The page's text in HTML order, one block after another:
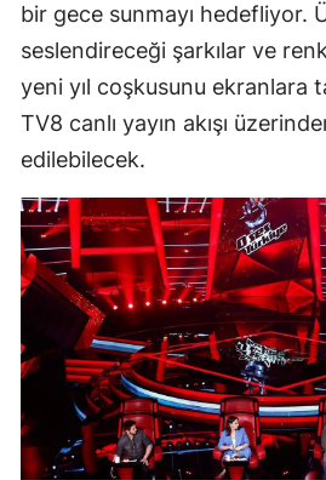
bir gece sunmayı hedefliyor.
seslendireceği şarkılar ve
yeni yıl coşkusunu ekranlara
TV8 canlı yayın akışı
edilebilecek.